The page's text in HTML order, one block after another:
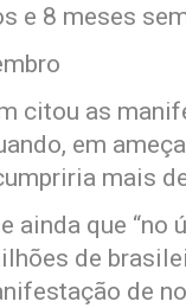
e 8 meses
citou as
em
mais
ainda que “no
de
de